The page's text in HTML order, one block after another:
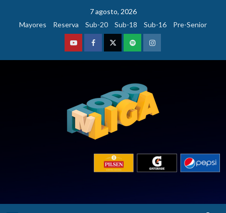
contenido
7 agosto, 2026
Mayores
Reserva Sub-20 Sub-18 Sub-16 Pre-Senior
YoutubeFacebookTwitterPodcastInstagram